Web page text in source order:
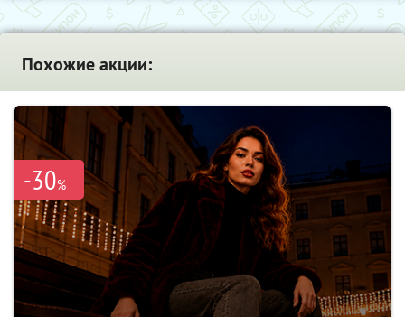
Похожие акции:
-30%